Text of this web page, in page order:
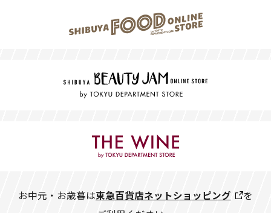
お中元・お歳暮は東急百貨店ネットショッピング
を